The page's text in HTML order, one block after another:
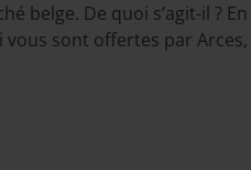
De quoi s’agit-il ?
sont offertes par